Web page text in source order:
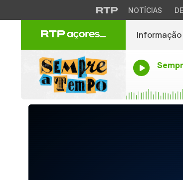
NOTÍCIAS
Informação